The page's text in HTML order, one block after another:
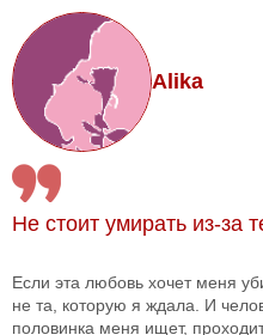
Alika
Не стоит умирать из-за
Если эта любовь хочет меня
не та, которую я ждала. И
половинка меня ищет,